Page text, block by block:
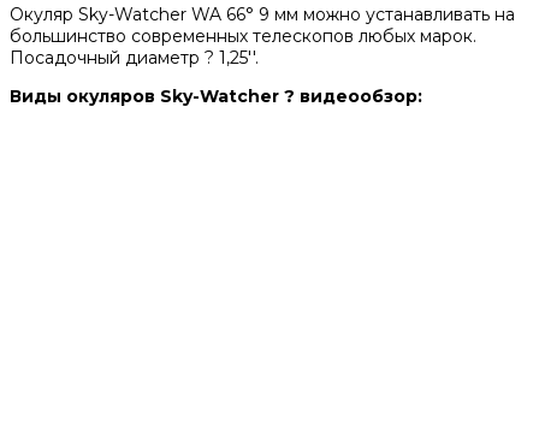
Окуляр Sky-Watcher WA 66° 9 мм можно устанавливать на
большинство современных телескопов любых марок.
Посадочный диаметр ? 1,25''.
Виды окуляров Sky-Watcher ? видеообзор: